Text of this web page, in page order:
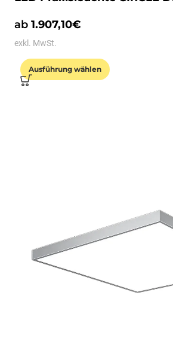
ab 1.907,10€
exkl. MwSt.
Ausführung wählen